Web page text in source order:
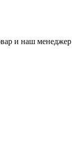
и наш менеджер